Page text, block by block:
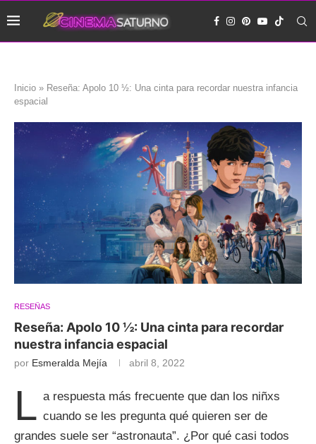
Inicio » Reseña: Apolo 10 ½: Una cinta para recordar nuestra infancia
espacial
RESEÑAS
Reseña: Apolo 10 ½: Una cinta para recordar
nuestra infancia espacial
por Esmeralda Mejía abril 8, 2022
L a respuesta más frecuente que dan los niñxs
cuando se les pregunta qué quieren ser de
grandes suele ser “astronauta”. ¿Por qué casi todos